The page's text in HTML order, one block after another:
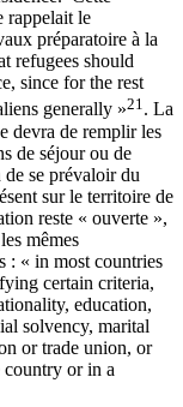
rappelait le
préparatoire à la
refugees should
since for the rest
generally »21 . La
devra de remplir les
de séjour ou de
se prévaloir du
sur le territoire de
reste « ouverte »,
mêmes
: « in most countries
certain criteria,
education,
solvency, marital
or trade union, or
country or in a